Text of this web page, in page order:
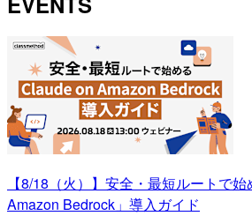
【8/18（火）】安全・最短ルートで
Amazon Bedrock」導入ガイド